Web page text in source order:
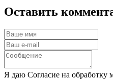
Оставить
Я даю Согласие на